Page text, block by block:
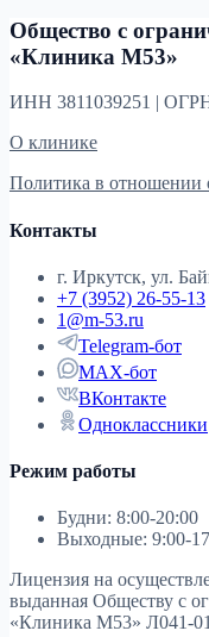
Общество с
«Клиника М53»
ИНН 3811039251 | ОГРН
О клинике
Политика в отношении
Контакты
г. Иркутск, ул.
+7 (3952) 26-55-13
1@m-53.ru
Telegram-бот
MAX-бот
ВКонтакте
Одноклассники
Режим работы
Будни: 8:00-20:00
Выходные: 9:00-
Лицензия на
выданная Обществу с
«Клиника М53» Л041-